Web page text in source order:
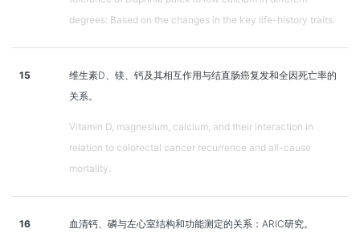
degrees: Based on the changes in the key life-history traits.
15
维生素D、镁、钙及其相互作用与结直肠癌复发和全因死亡率的
关系。
Vitamin D, magnesium, calcium, and their interaction in
relation to colorectal cancer recurrence and all-cause
mortality.
16 血清钙、磷与左心室结构和功能测定的关系：ARIC研究。